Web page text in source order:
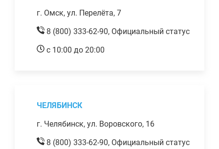
г. Омск, ул. Перелёта, 7
8 (800) 333-62-90, Официальный статус
с 10:00 до 20:00
ЧЕЛЯБИНСК
г. Челябинск, ул. Воровского, 16
8 (800) 333-62-90, Официальный статус